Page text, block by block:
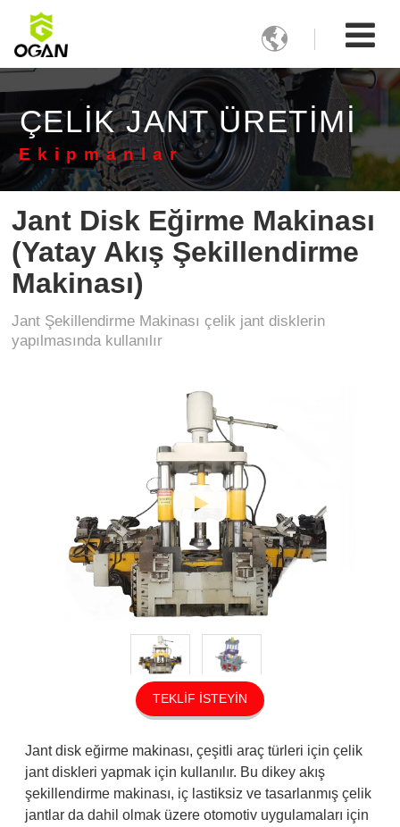

ÇELIK JANT ÜRETIMI
Ekipmanlar
Jant Disk Eğirme Makinası
(Yatay Akış Şekillendirme
Makinası)
Jant Şekillendirme Makinası çelik jant disklerin
yapılmasında kullanılır
TEKLIF İSTEYIN
Jant disk eğirme makinası, çeşitli araç türleri için çelik
jant diskleri yapmak için kullanılır. Bu dikey akış
şekillendirme makinası, iç lastiksiz ve tasarlanmış çelik
jantlar da dahil olmak üzere otomotiv uygulamaları için